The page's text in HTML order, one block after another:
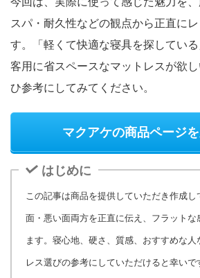
スパ・耐久性などの観点から正直に
す。「軽くて快適な寝具を探してい
客用に省スペースなマットレスが欲
ひ参考にしてみてください。
マクアケの商品ページ
はじめに
この記事は商品を提供していただき作成し
面・悪い面両方を正直に伝え、フラットな
ます。寝心地、硬さ、質感、おすすめな人
レス選びの参考にしていただけると幸いで